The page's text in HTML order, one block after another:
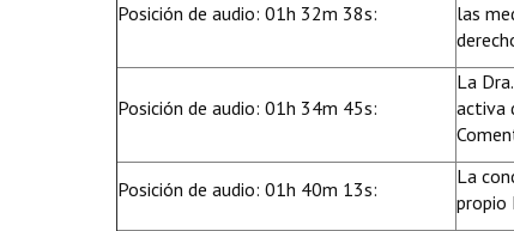
Posición de audio: 01h 32m 38s:
las
Posición de audio: 01h 34m 45s:
La
activa
Posición de audio: 01h 40m 13s:
La
propio